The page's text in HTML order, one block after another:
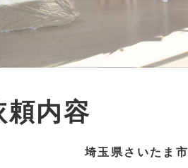
頼内容
埼玉県さいたま